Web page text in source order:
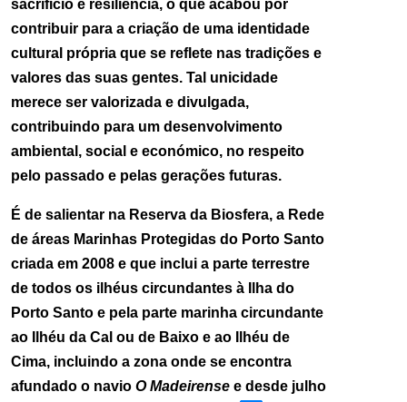
sacrifício e resiliência, o que acabou por
contribuir para a criação de uma identidade
cultural própria que se reflete nas tradições e
valores das suas gentes. Tal unicidade
merece ser valorizada e divulgada,
contribuindo para um desenvolvimento
ambiental, social e económico, no respeito
pelo passado e pelas gerações futuras.
É de salientar na Reserva da Biosfera, a Rede
de áreas Marinhas Protegidas do Porto Santo
criada em 2008 e que inclui a parte terrestre
de todos os ilhéus circundantes à Ilha do
Porto Santo e pela parte marinha circundante
ao Ilhéu da Cal ou de Baixo e ao Ilhéu de
Cima, incluindo a zona onde se encontra
afundado o navio O Madeirense e desde julho